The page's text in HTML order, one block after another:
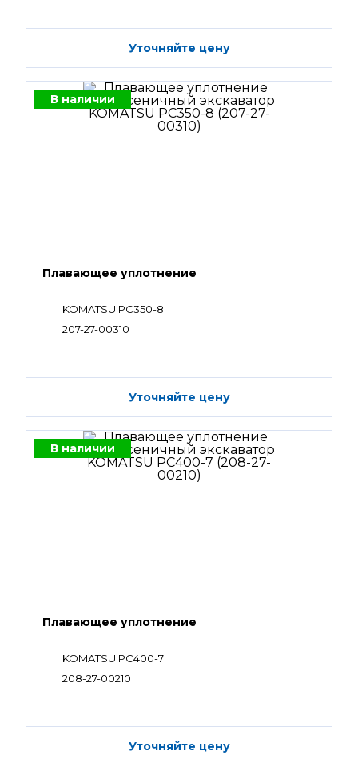
Уточняйте цену
В наличии
Плавающее уплотнение
KOMATSU PC350-8
207-27-00310
Уточняйте цену
В наличии
Плавающее уплотнение
KOMATSU PC400-7
208-27-00210
Уточняйте цену